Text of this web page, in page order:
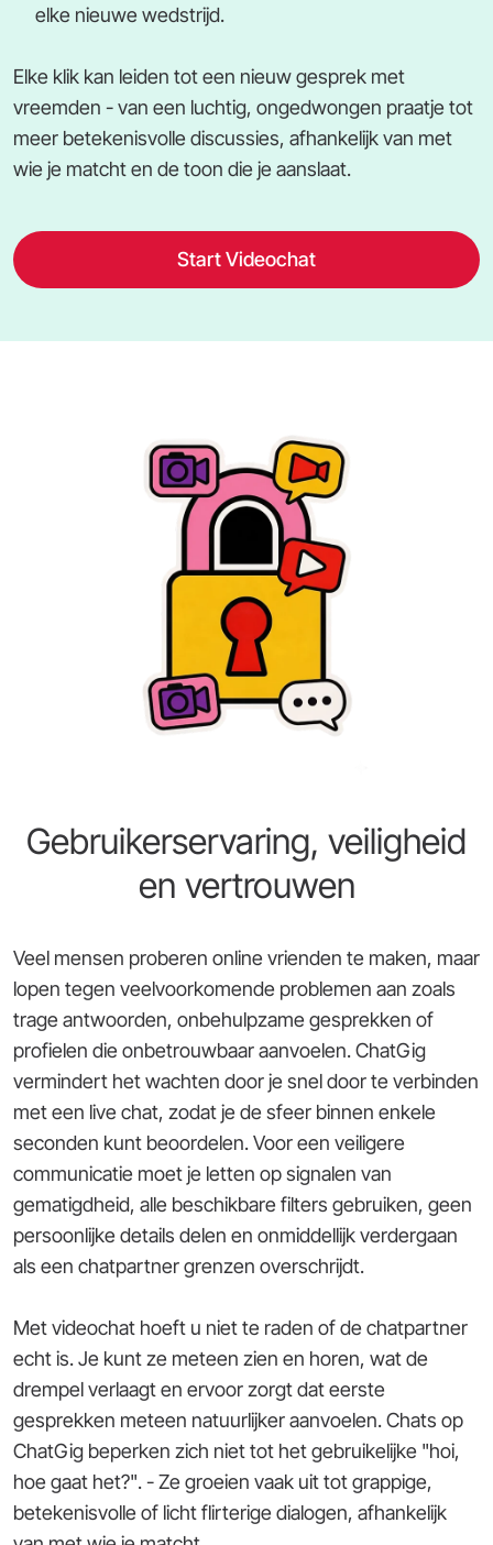
elke nieuwe wedstrijd.
Elke klik kan leiden tot een nieuw gesprek met
vreemden - van een luchtig, ongedwongen praatje tot
meer betekenisvolle discussies, afhankelijk van met
wie je matcht en de toon die je aanslaat.
Start Videochat
Gebruikerservaring, veiligheid
en vertrouwen
Veel mensen proberen online vrienden te maken, maar
lopen tegen veelvoorkomende problemen aan zoals
trage antwoorden, onbehulpzame gesprekken of
profielen die onbetrouwbaar aanvoelen. ChatGig
vermindert het wachten door je snel door te verbinden
met een live chat, zodat je de sfeer binnen enkele
seconden kunt beoordelen. Voor een veiligere
communicatie moet je letten op signalen van
gematigdheid, alle beschikbare filters gebruiken, geen
persoonlijke details delen en onmiddellijk verdergaan
als een chatpartner grenzen overschrijdt.
Met videochat hoeft u niet te raden of de chatpartner
echt is. Je kunt ze meteen zien en horen, wat de
drempel verlaagt en ervoor zorgt dat eerste
gesprekken meteen natuurlijker aanvoelen. Chats op
ChatGig beperken zich niet tot het gebruikelijke "hoi,
hoe gaat het?". - Ze groeien vaak uit tot grappige,
betekenisvolle of licht flirterige dialogen, afhankelijk